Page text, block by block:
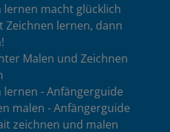
lernen macht glücklich
Zeichnen lernen, dann
Malen und Zeichnen
lernen - Anfängerguide
malen - Anfängerguide
zeichnen und malen